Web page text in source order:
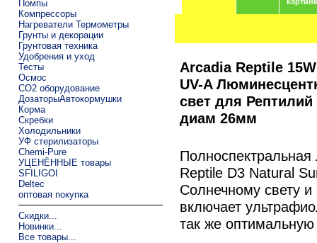
Помпы
Компрессоры
Нагреватели Термометры
Грунты и декорации
Грунтовая техника
Удобрения и уход
Тесты
Осмос
CO2 оборудование
ДозаторыАвтокормушки
Корма
Скребки
Холодильники
УФ стерилизаторы
Chemi-Pure
УЦЕНЁННЫЕ товары
SFILIGOI
Deltec
оптовая покупка
Скидки...
Новинки...
Все товары...
Arcadia Reptile
UV-A
свет для
диам 26мм
Reptile D3 Natural
Солнечному свету и
включает
так же